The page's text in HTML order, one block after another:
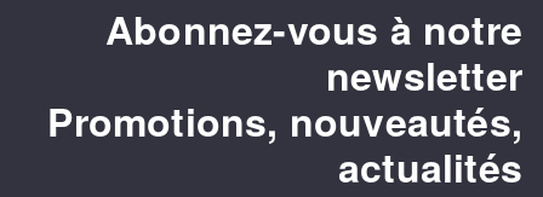
Abonnez-vous à notre
newsletter
Promotions, nouveautés,
actualités